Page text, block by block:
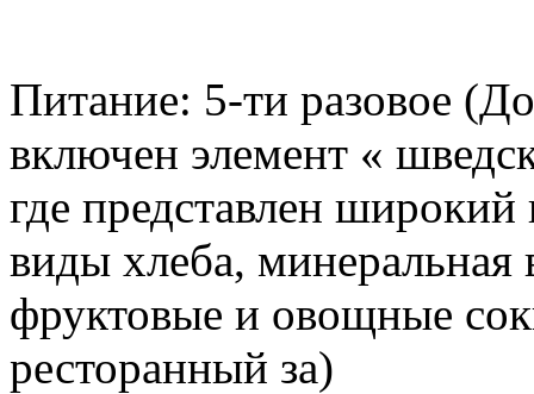
Питание: 5-ти разовое
включен элемент «
где представлен
виды хлеба, минеральная
фруктовые и овощные
ресторанный за)